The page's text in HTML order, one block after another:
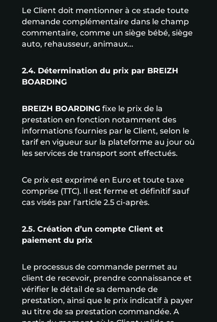
Le Client doit mentionner à ce stade toute
demande complémentaire dans le champ
commentaire, comme un siège bébé, siège
auto, rehausseur, animaux…
2.4. Détermination du prix par BREIZH
BOARDING
BREIZH BOARDINGfixe le prix de la
prestation en fonction notamment des
informations fournies par le Client, selon le
tarif en vigueur sur la plateforme au jour où
les services de transport sont effectués.
Ce prix est exprimé en Euro et toute taxe
comprise (TTC). Il est ferme et définitif sauf
cas visés par l’article 2.5 ci-après.
2.5. Création d’un compte Client et
paiement du prix
Le processus de commande permet au
client de recevoir, prendre connaissance et
vérifier le détail de sa demande de
prestation, ainsi que le prix indicatif à payer
au titre de sa prestation commandée. A